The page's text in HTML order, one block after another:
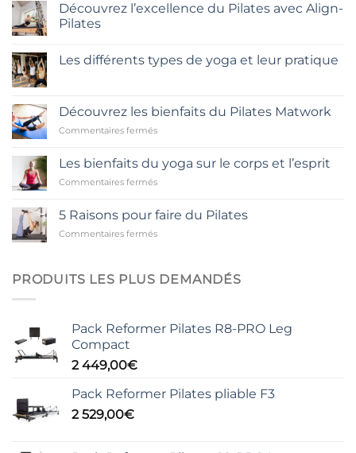
Découvrez l’excellence du Pilates avec Align-
Pilates
sur
avec
Pilates
Les différents types de yoga et leur pratique
Les
différents
types
et
leur
pratique
Découvrez les bienfaits du Pilates Matwork
Commentaires ferméssur
bienfaits
du
Matwork
Les bienfaits du yoga sur le corps et l’esprit
Commentaires ferméssur
bienfaits
du
yoga
corps
5 Raisons pour faire du Pilates
Commentaires ferméssur
pour
faire
PRODUITS LES PLUS DEMANDÉS
Pack Reformer Pilates R8-PRO Leg
Compact
2 449,00€
Pack Reformer Pilates pliable F3
2 529,00€